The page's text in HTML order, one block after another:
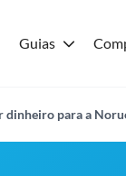
Guias
dinheiro para a